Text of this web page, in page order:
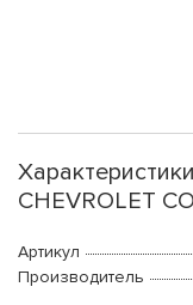
CHEVROLET
Артикул
Производитель